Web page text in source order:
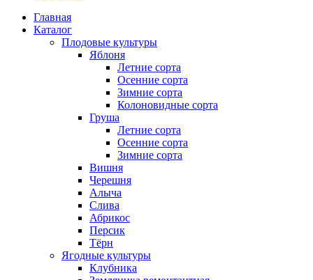
Главная
Каталог
Плодовые культуры
Яблоня
Летние сорта
Осенние сорта
Зимние сорта
Колоновидные сорта
Груша
Летние сорта
Осенние сорта
Зимние сорта
Вишня
Черешня
Алыча
Слива
Абрикос
Персик
Тёрн
Ягодные культуры
Клубника